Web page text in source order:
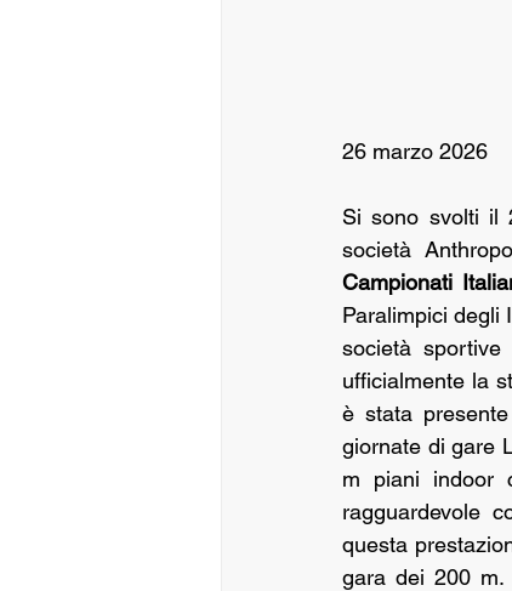
26 marzo 2026
Si sono svolti il
Campionati
Paralimpici degli
società
ufficialmente la
è stata
giornate di gare
m piani indoor
ragguardevole
questa
gara dei 200 m.